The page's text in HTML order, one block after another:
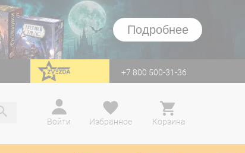
Подробнее
перейти на Zvezda +7 800 500-31-36
Войти
Избранное Корзина